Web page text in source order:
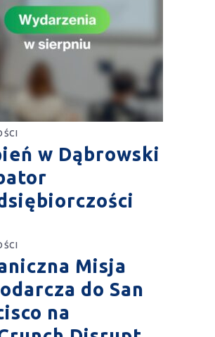
w Dąbrowski
Misja
do San
na